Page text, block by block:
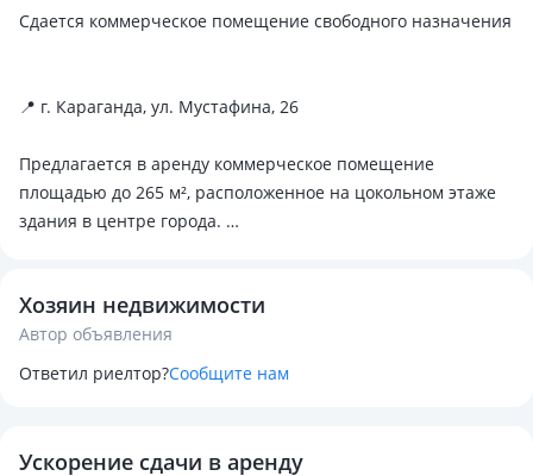
Сдается коммерческое помещение свободного назначения
📍 г. Караганда, ул. Мустафина, 26
Предлагается в аренду коммерческое помещение
площадью до 265 м², расположенное на цокольном этаже
здания в центре города.
отдельных площадей под необходимую квадратуру.
Преимущества помещения:
• Широкая лестница, просторные проходы и дверные
Хозяин недвижимости
Автор объявления
Ответил риелтор?Сообщите нам
Ускорение сдачи в аренду